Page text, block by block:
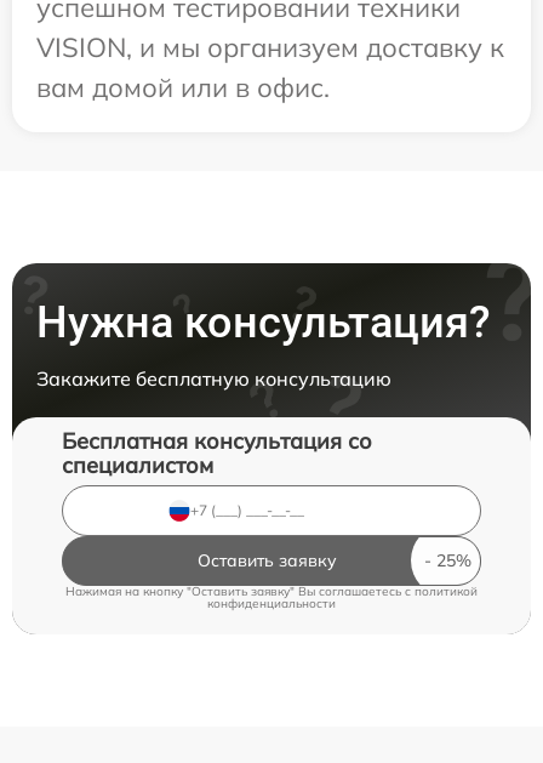
успешном тестировании техники
VISION, и мы организуем доставку к
вам домой или в офис.
Нужна консультация?
Закажите бесплатную консультацию
Бесплатная консультация со
специалистом
Оставить заявку
Нажимая на кнопку "Оставить заявку" Вы соглашаетесь cполитикой
конфиденциальности